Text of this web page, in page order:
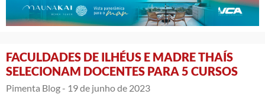
FACULDADES DE ILHÉUS E MADRE THAÍS
SELECIONAM DOCENTES PARA 5 CURSOS
Pimenta Blog - 19 de junho de 2023